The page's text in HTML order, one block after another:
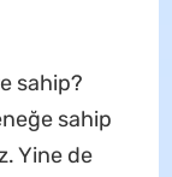
sahip?
sahip
Yine de